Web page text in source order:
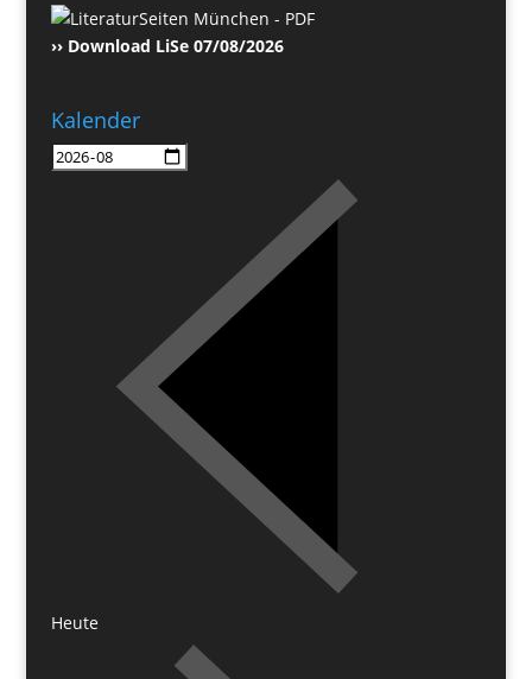
›› Download LiSe 07/08/2026
Kalender
Heute